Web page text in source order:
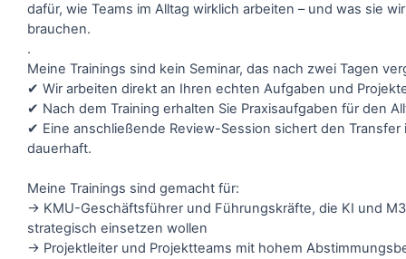
dafür, wie Teams im Alltag wirklich arbeiten – und was sie
brauchen.
.
Meine Trainings sind kein Seminar, das nach zwei Tagen
✔ Wir arbeiten direkt an Ihren echten Aufgaben und
✔ Nach dem Training erhalten Sie Praxisaufgaben für den
✔ Eine anschließende Review-Session sichert den Transfer
dauerhaft.
Meine Trainings sind gemacht für:
→ KMU-Geschäftsführer und Führungskräfte, die KI und
strategisch einsetzen wollen
→ Projektleiter und Projektteams mit hohem